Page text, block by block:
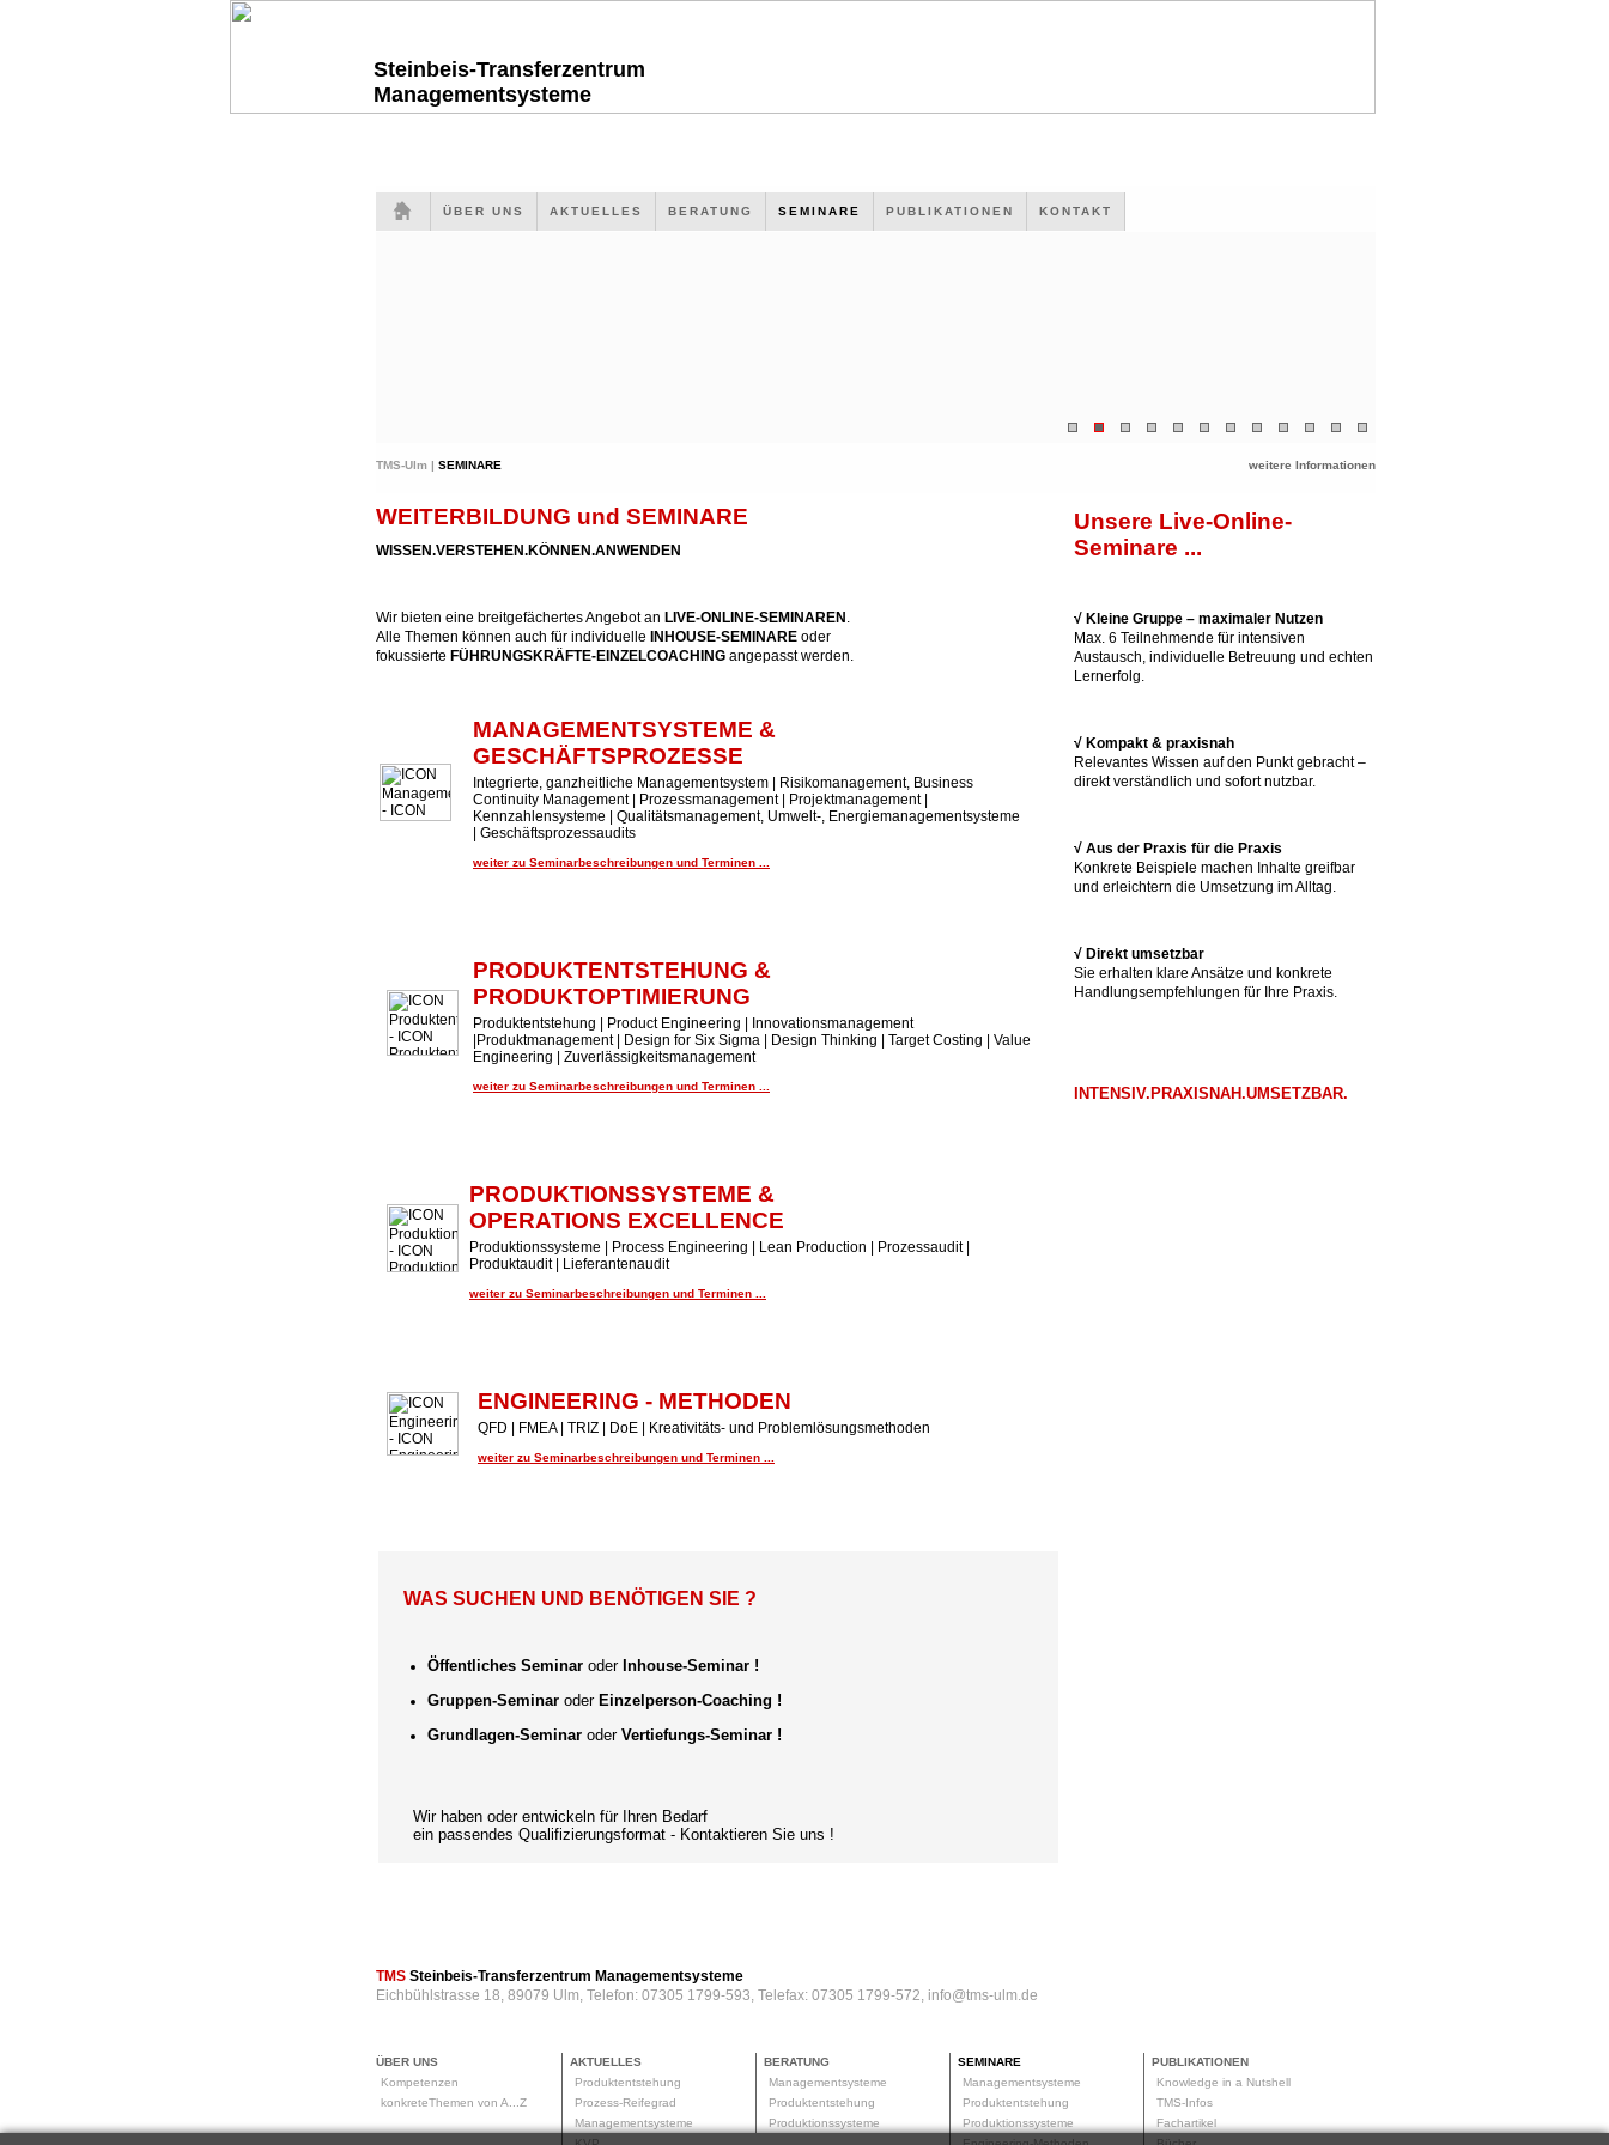
Steinbeis-Transferzentrum
Managementsysteme
ÜBER UNS AKTUELLES BERATUNG SEMINARE PUBLIKATIONEN KONTAKT
TMS-Ulm | SEMINARE weitere Informationen
WEITERBILDUNG und SEMINARE
WISSEN.VERSTEHEN.KÖNNEN.ANWENDEN
Wir bieten eine breitgefächertes Angebot an LIVE-ONLINE-SEMINAREN .
Alle Themen können auch für individuelle
INHOUSE-SEMINARE oder
fokussierte FÜHRUNGSKRÄFTE-EINZELCOACHING angepasst werden.
MANAGEMENTSYSTEME &
GESCHÄFTSPROZESSE
Integrierte, ganzheitliche Managementsystem | Risikomanagement, Business
Continuity Management | Prozessmanagement | Projektmanagement |
Kennzahlensysteme | Qualitätsmanagement, Umwelt-, Energiemanagementsysteme
| Geschäftsprozessaudits
weiter zu Seminarbeschreibungen und Terminen ...
PRODUKTENTSTEHUNG &
PRODUKTOPTIMIERUNG
Produktentstehung | Product Engineering | Innovationsmanagement
|Produktmanagement | Design for Six Sigma | Design Thinking | Target Costing | Value
Engineering | Zuverlässigkeitsmanagement
weiter zu Seminarbeschreibungen und Terminen ...
PRODUKTIONSSYSTEME &
OPERATIONS EXCELLENCE
Produktionssysteme | Process Engineering | Lean Production | Prozessaudit |
Produktaudit | Lieferantenaudit
weiter zu Seminarbeschreibungen und Terminen ...
ENGINEERING - METHODEN
QFD | FMEA | TRIZ | DoE | Kreativitäts- und Problemlösungsmethoden
weiter zu Seminarbeschreibungen und Terminen ...
WAS SUCHEN UND BENÖTIGEN SIE ?
Öffentliches Seminar oderInhouse-Seminar !
Gruppen-Seminar oder Einzelperson-Coaching !
Grundlagen-Seminar oder Vertiefungs-Seminar !
Wir haben oder entwickeln für Ihren Bedarf
ein passendes Qualifizierungsformat - Kontaktieren Sie uns !
Unsere Live-Online-
Seminare ...
√ Kleine Gruppe – maximaler Nutzen
Max. 6 Teilnehmende für intensiven
Austausch, individuelle Betreuung und echten
Lernerfolg.
√ Kompakt & praxisnah
Relevantes Wissen auf den Punkt gebracht –
direkt verständlich und sofort nutzbar.
√ Aus der Praxis für die Praxis
Konkrete Beispiele machen Inhalte greifbar
und erleichtern die Umsetzung im Alltag.
√ Direkt umsetzbar
Sie erhalten klare Ansätze und konkrete
Handlungsempfehlungen für Ihre Praxis.
INTENSIV.PRAXISNAH.UMSETZBAR.
TMS Steinbeis-Transferzentrum Managementsysteme
Eichbühlstrasse 18, 89079 Ulm, Telefon: 07305 1799-593, Telefax: 07305 1799-572, info@tms-ulm.de
ÜBER UNS
Kompetenzen
konkreteThemen von A...Z
AKTUELLES
Produktentstehung
Prozess-Reifegrad
Managementsysteme
BERATUNG
Managementsysteme
Produktentstehung
Produktionssysteme
SEMINARE
Managementsysteme
Produktentstehung
Produktionssysteme
PUBLIKATIONEN
Knowledge in a Nutshell
TMS-Infos
Fachartikel